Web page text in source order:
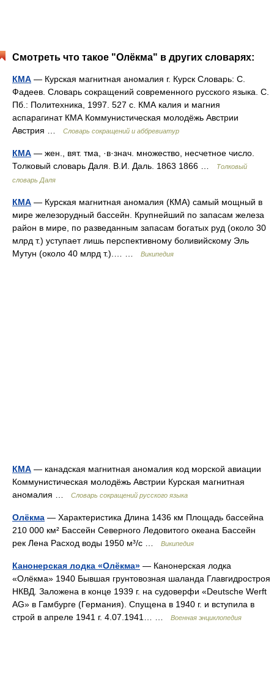
Смотреть что такое "Олёкма" в других словарях:
КМА — Курская магнитная аномалия г. Курск Словарь: С.
Фадеев. Словарь сокращений современного русского языка. С.
Пб.: Политехника, 1997. 527 с. КМА калия и магния
аспарагинат КМА Коммунистическая молодёжь Австрии
Австрия …
Словарь сокращений и аббревиатур
КМА — жен., вят. тма, ·в·знач. множество, несчетное число.
Толковый словарь Даля. В.И. Даль. 1863 1866 …
Толковый
словарь Даля
КМА — Курская магнитная аномалия (КМА) самый мощный в
мире железорудный бассейн. Крупнейший по запасам железа
район в мире, по разведанным запасам богатых руд (около 30
млрд т.) уступает лишь перспективному боливийскому Эль
Мутун (около 40 млрд т.).… …
Википедия
КМА — канадская магнитная аномалия код морской авиации
Коммунистическая молодёжь Австрии Курская магнитная
аномалия …
Словарь сокращений русского языка
Олёкма — Характеристика Длина 1436 км Площадь бассейна
210 000 км² Бассейн Северного Ледовитого океана Бассейн
рек Лена Расход воды 1950 м³/с …
Википедия
Канонерская лодка «Олёкма» — Канонерская лодка
«Олёкма» 1940 Бывшая грунтовозная шаланда Главгидростроя
НКВД. Заложена в конце 1939 г. на судоверфи «Deutsche Werft
AG» в Гамбурге (Германия). Спущена в 1940 г. и вступила в
строй в апреле 1941 г. 4.07.1941… …
Военная энциклопедия